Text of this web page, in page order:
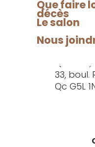
Que faire
décès
Le salon
Nous
Comme
la
à :
Québec,
33, boul.
Qc G5L